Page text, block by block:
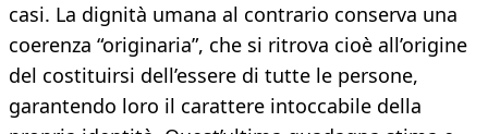
casi. La dignità umana al contrario conserva una
coerenza “originaria”, che si ritrova cioè all’origine
del costituirsi dell’essere di tutte le persone,
garantendo loro il carattere intoccabile della